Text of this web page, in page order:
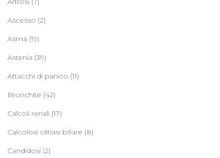
Ascesso (2)
Asma (19)
Astenia (39)
Attacchi di panico (11)
Bronchite (42)
Calcoli renali (17)
Calcolosi olitiasi biliare (8)
Candidosi (2)